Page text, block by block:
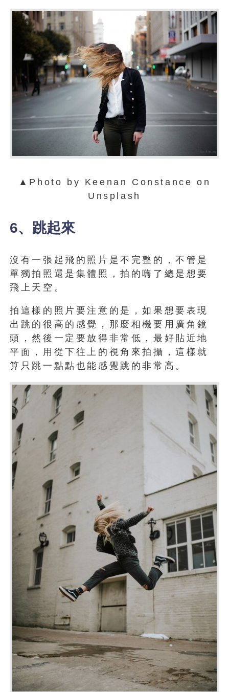
▲Photo by Keenan Constance on
Unsplash
6、跳起來
沒有一張起飛的照片是不完整的，不管是
單獨拍照還是集體照，拍的嗨了總是想要
飛上天空。
拍這樣的照片要注意的是，如果想要表現
出跳的很高的感覺，那麼相機要用廣角鏡
頭，然後一定要放得非常低，最好貼近地
平面，用從下往上的視角來拍攝，這樣就
算只跳一點點也能感覺跳的非常高。